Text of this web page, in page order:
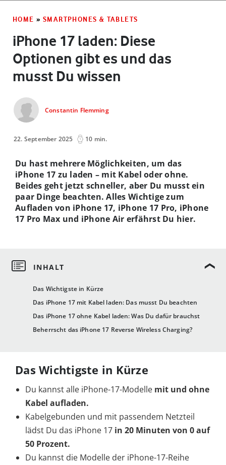
HOME » SMARTPHONES & TABLETS
iPhone 17 laden: Diese
Optionen gibt es und das
musst Du wissen
Constantin Flemming
22. September 2025 10 min.
Das Wichtigste in Kürze
Das iPhone 17 mit Kabel laden: Das musst Du beachten
Das iPhone 17 ohne Kabel laden: Was Du dafür brauchst
Beherrscht das iPhone 17 Reverse Wireless Charging?
Du hast mehrere Möglichkeiten, um das
iPhone 17 zu laden – mit Kabel oder ohne.
Beides geht jetzt schneller, aber Du musst ein
paar Dinge beachten. Alles Wichtige zum
Aufladen von iPhone 17, iPhone 17 Pro, iPhone
17 Pro Max und iPhone Air erfährst Du hier.
Das Wichtigste in Kürze
Du kannst alle iPhone-17-Modelle mit und ohne
Kabel aufladen.
Kabelgebunden und mit passendem Netzteil
lädst Du das iPhone 17 in 20 Minuten von 0 auf
50 Prozent.
Du kannst die Modelle der iPhone-17-Reihe